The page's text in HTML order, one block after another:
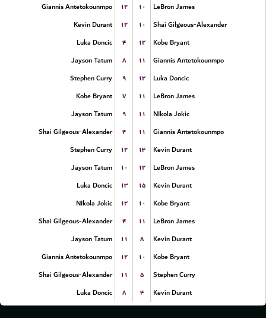
Giannis Antetokounmpo
۱۲ ۱۰
LeBron James
Kevin Durant
۱۲ ۱۰
Shai Gilgeous-Alexander
Luka Doncic
۴ ۱۲
Kobe Bryant
Jayson Tatum
۸ ۱۱
Giannis Antetokounmpo
Stephen Curry
۹ ۱۲
Luka Doncic
Kobe Bryant
۷ ۱۱
LeBron James
Jayson Tatum
۹ ۱۱
NIkola Jokic
Shai Gilgeous-Alexander
۴ ۱۱
Giannis Antetokounmpo
Stephen Curry
۱۲ ۱۴
Kevin Durant
Jayson Tatum
۱۰ ۱۲
LeBron James
Luka Doncic
۱۳ ۱۵
Kevin Durant
NIkola Jokic
۱۲ ۱۰
Kobe Bryant
Shai Gilgeous-Alexander
۴ ۱۱
LeBron James
Jayson Tatum
۱۱ ۸
Kevin Durant
Giannis Antetokounmpo
۱۲ ۱۰
Kobe Bryant
Shai Gilgeous-Alexander
۱۱ ۵
Stephen Curry
Luka Doncic
۸ ۴ Kevin Durant